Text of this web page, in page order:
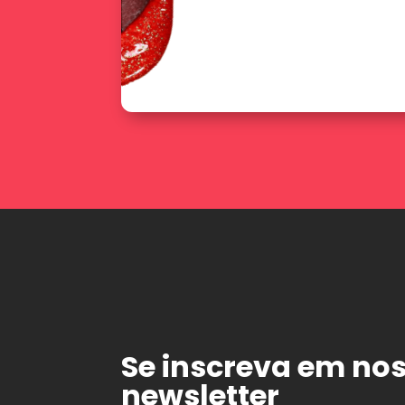
Se inscreva em
newsletter